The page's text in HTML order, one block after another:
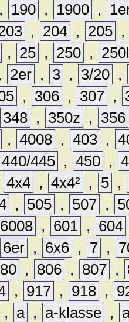
, 190 , 1900 ,
, 204 , 205 ,
, 25 , 250 ,
2er , 3 , 3/20 ,
, 306 , 307 ,
348 , 350z ,
356
, 4008 , 403 ,
440/445 , 450 ,
4x4 , 4x4² , 5 ,
, 505 , 507 ,
6008 , 601 , 604
6er , 6x6 , 7 ,
80 , 806 , 807 ,
, 917 , 918 ,
, a , a-klasse ,